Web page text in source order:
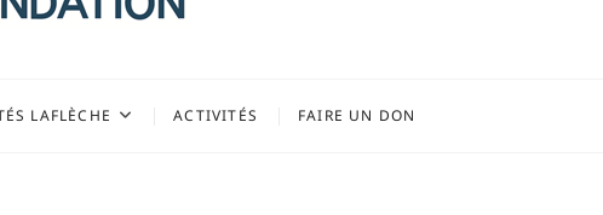
LAFLÈCHE ACTIVITÉS FAIRE UN DON